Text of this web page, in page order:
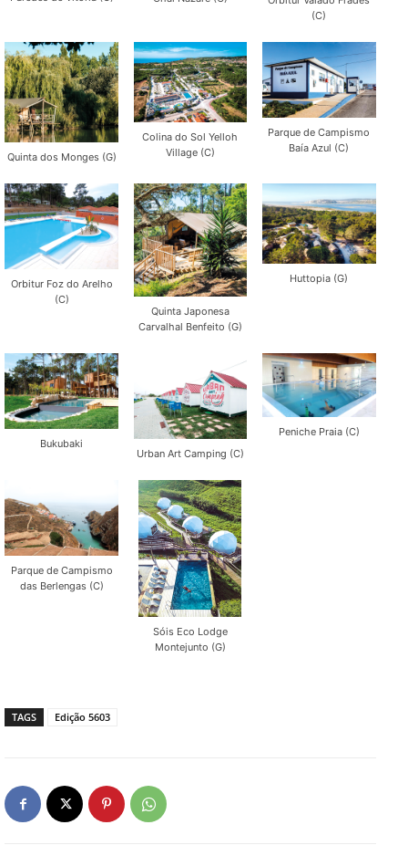
(C)
Quinta dos Monges (G)
Colina do Sol Yelloh
Village (C)
Parque de Campismo
Baía Azul (C)
Orbitur Foz do Arelho
(C)
Quinta Japonesa
Carvalhal Benfeito (G)
Huttopia (G)
Bukubaki
Urban Art Camping (C)
Peniche Praia (C)
Parque de Campismo
das Berlengas (C)
Sóis Eco Lodge
Montejunto (G)
TAGS Edição 5603